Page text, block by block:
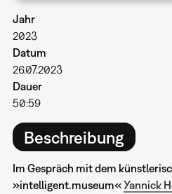
Jahr
2023
Datum
26.07.2023
Dauer
50:59
Beschreibung
Im Gespräch mit dem
»intelligent.museum«Yannick